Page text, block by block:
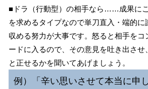
■ドラ（行動型）の相手なら……成果に
を求めるタイプなので単刀直入・端的に
収める努力が大事です。怒ると相手をコ
ードに入るので、その意見を吐き出させ
と正せるかを聞いてあげましょう。
例）「辛い思いさせて本当に申